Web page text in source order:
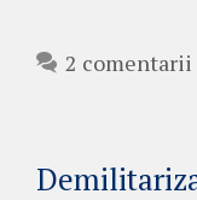
2 comentarii